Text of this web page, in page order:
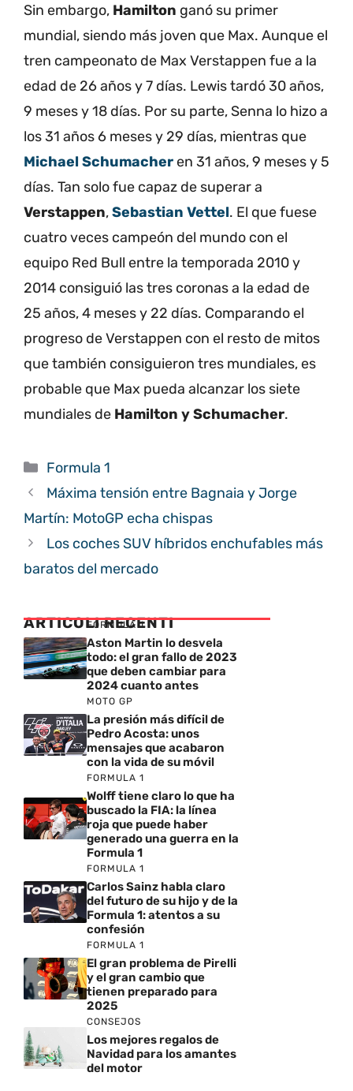
Sin embargo, Hamilton ganó su primer
mundial, siendo más joven que Max. Aunque el
tren campeonato de Max Verstappen fue a la
edad de 26 años y 7 días. Lewis tardó 30 años,
9 meses y 18 días. Por su parte, Senna lo hizo a
los 31 años 6 meses y 29 días, mientras que
Michael Schumacheren 31 años, 9 meses y 5
días. Tan solo fue capaz de superar a
Verstappen,Sebastian Vettel. El que fuese
cuatro veces campeón del mundo con el
equipo Red Bull entre la temporada 2010 y
2014 consiguió las tres coronas a la edad de
25 años, 4 meses y 22 días. Comparando el
progreso de Verstappen con el resto de mitos
que también consiguieron tres mundiales, es
probable que Max pueda alcanzar los siete
mundiales de Hamilton y Schumacher.
Categorías
Formula 1
Máxima tensión entre Bagnaia y Jorge
Martín: MotoGP echa chispas
Los coches SUV híbridos enchufables más
baratos del mercado
ARTICOLI RECENTI
FORMULA 1
Aston Martin lo desvela
todo: el gran fallo de 2023
que deben cambiar para
2024 cuanto antes
MOTO GP
La presión más difícil de
Pedro Acosta: unos
mensajes que acabaron
con la vida de su móvil
FORMULA 1
Wolff tiene claro lo que ha
buscado la FIA: la línea
roja que puede haber
generado una guerra en la
Formula 1
FORMULA 1
Carlos Sainz habla claro
del futuro de su hijo y de la
Formula 1: atentos a su
confesión
FORMULA 1
El gran problema de Pirelli
y el gran cambio que
tienen preparado para
2025
CONSEJOS
Los mejores regalos de
Navidad para los amantes
del motor